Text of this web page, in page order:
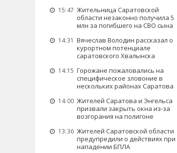
15:47 Жительница Саратовской
области незаконно получила 5
млн за погибшего на СВО сына
14:31 Вячеслав Володин рассказал о
курортном потенциале
саратовского Хвалынска
14:15 Горожане пожаловались на
специфическое зловоние в
нескольких районах Саратова
14:00 Жителей Саратова и Энгельса
призвали закрыть окна из-за
возгорания на полигоне
13:36 Жителей Саратовской области
предупредили о действиях при
нападении БПЛА